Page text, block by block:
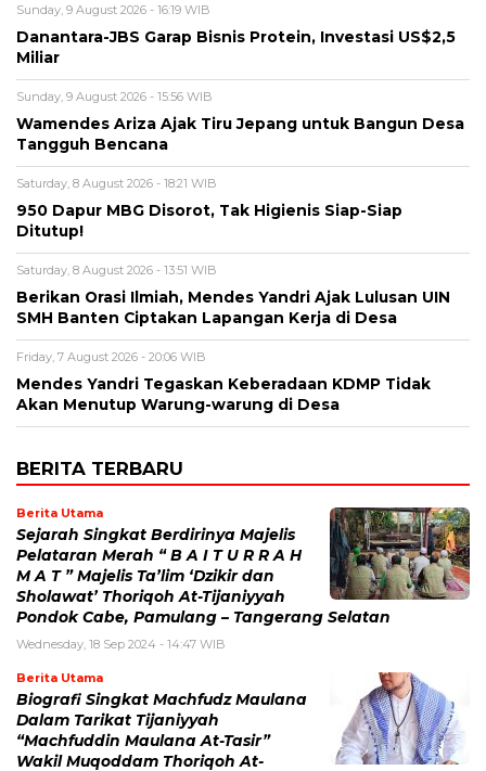
Sunday, 9 August 2026 - 16:19 WIB
Danantara-JBS Garap Bisnis Protein, Investasi US$2,5
Miliar
Sunday, 9 August 2026 - 15:56 WIB
Wamendes Ariza Ajak Tiru Jepang untuk Bangun Desa
Tangguh Bencana
Saturday, 8 August 2026 - 18:21 WIB
950 Dapur MBG Disorot, Tak Higienis Siap-Siap
Ditutup!
Saturday, 8 August 2026 - 13:51 WIB
Berikan Orasi Ilmiah, Mendes Yandri Ajak Lulusan UIN
SMH Banten Ciptakan Lapangan Kerja di Desa
Friday, 7 August 2026 - 20:06 WIB
Mendes Yandri Tegaskan Keberadaan KDMP Tidak
Akan Menutup Warung-warung di Desa
BERITA TERBARU
Berita Utama
Sejarah Singkat Berdirinya Majelis
Pelataran Merah “ B A I T U R R A H
M A T ” Majelis Ta’lim ‘Dzikir dan
Sholawat’ Thoriqoh At-Tijaniyyah
Pondok Cabe, Pamulang – Tangerang Selatan
Wednesday, 18 Sep 2024 - 14:47 WIB
Berita Utama
Biografi Singkat Machfudz Maulana
Dalam Tarikat Tijaniyyah
“Machfuddin Maulana At-Tasir”
Wakil Muqoddam Thoriqoh At-